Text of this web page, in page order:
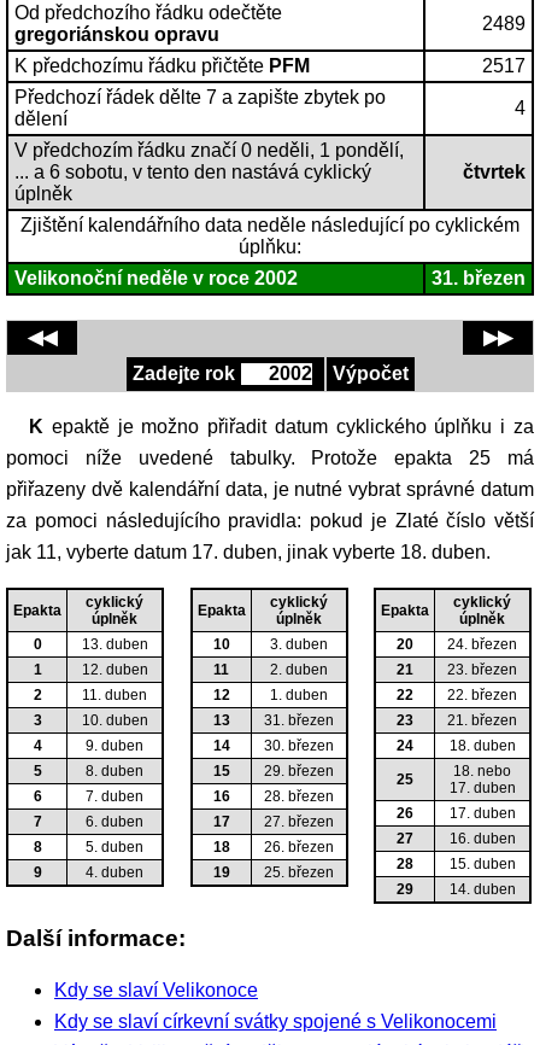
Od předchozího řádku odečtěte
gregoriánskou opravu
2489
K předchozímu řádku přičtěte PFM
2517
Předchozí řádek dělte 7 a zapište zbytek po
dělení
4
V předchozím řádku značí 0 neděli, 1 pondělí,
... a 6 sobotu, v tento den nastává cyklický
úplněk
čtvrtek
Zjištění kalendářního data neděle následující po cyklickém
úplňku:
Velikonoční neděle v roce 2002 31. březen
Zadejte rok Výpočet
◀◀ ▶▶
K epaktě je možno přiřadit datum cyklického úplňku i za
pomoci níže uvedené tabulky. Protože epakta 25 má
přiřazeny dvě kalendářní data, je nutné vybrat správné datum
za pomoci následujícího pravidla: pokud je Zlaté číslo větší
jak 11, vyberte datum 17. duben, jinak vyberte 18. duben.
Epakta
cyklický
úplněk
0
13. duben
1
12. duben
2
11. duben
3
10. duben
4
9. duben
5
8. duben
6
7. duben
7
6. duben
8
5. duben
9
4. duben
Epakta
cyklický
úplněk
10
3. duben
11
2. duben
12
1. duben
13
31. březen
14
30. březen
15
29. březen
16
28. březen
17
27. březen
18
26. březen
19
25. březen
Epakta
cyklický
úplněk
20
24. březen
21
23. březen
22
22. březen
23
21. březen
24
18. duben
25
18. nebo
17. duben
26
17. duben
27
16. duben
28
15. duben
29
14. duben
Další informace:
Kdy se slaví Velikonoce
Kdy se slaví církevní svátky spojené s Velikonocemi